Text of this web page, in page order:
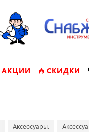
АКЦИИ СКИДКИ
Аксессуары.